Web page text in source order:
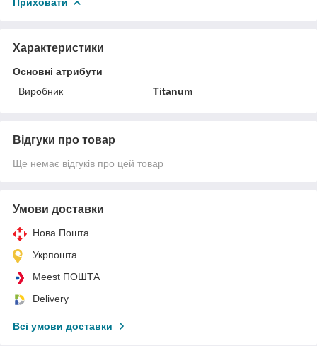
Характеристики
Основні атрибути
Виробник
Titanum
Відгуки про товар
Ще немає відгуків про цей товар
Умови доставки
Нова Пошта
Укрпошта
Meest ПОШТА
Delivery
Всі умови доставки